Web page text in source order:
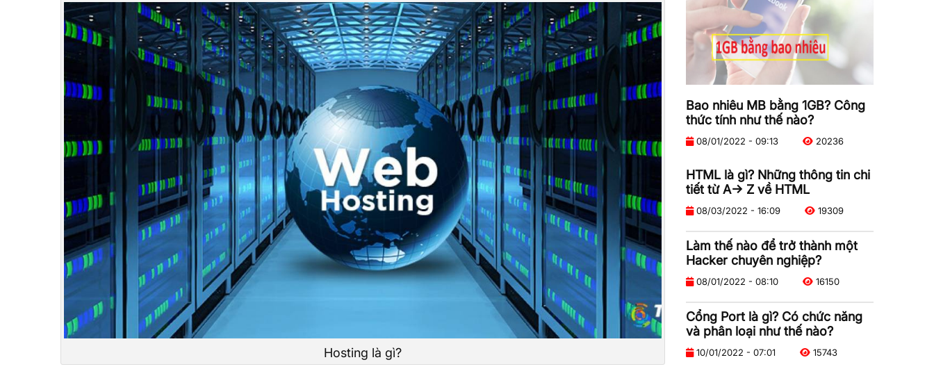
Hosting là gì?
Bao nhiêu MB bằng 1GB? Công
thức tính như thế nào?
08/01/2022 - 09:13 20236
HTML là gì? Những thông tin chi
tiết từ A-> Z về HTML
08/03/2022 - 16:09 19309
Làm thế nào để trở thành một
Hacker chuyên nghiệp?
08/01/2022 - 08:10 16150
Cổng Port là gì? Có chức năng
và phân loại như thế nào?
10/01/2022 - 07:01 15743